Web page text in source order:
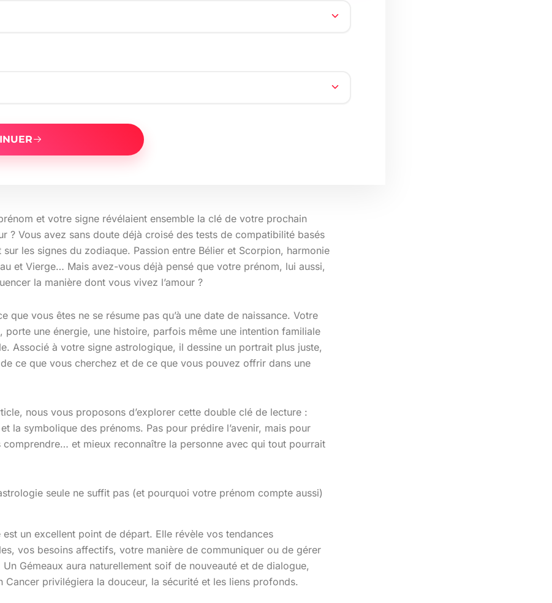
et votre signe révélaient ensemble la clé de votre prochain
? Vous avez sans doute déjà croisé des tests de compatibilité basés
sur les signes du zodiaque. Passion entre Bélier et Scorpion, harmonie
et Vierge… Mais avez-vous déjà pensé que votre prénom, lui aussi,
la manière dont vous vivez l’amour ?
que vous êtes ne se résume pas qu’à une date de naissance. Votre
porte une énergie, une histoire, parfois même une intention familiale
Associé à votre signe astrologique, il dessine un portrait plus juste,
ce que vous cherchez et de ce que vous pouvez offrir dans une
nous vous proposons d’explorer cette double clé de lecture :
et la symbolique des prénoms. Pas pour prédire l’avenir, mais pour
comprendre… et mieux reconnaître la personne avec qui tout pourrait
seule ne suffit pas (et pourquoi votre prénom compte aussi)
est un excellent point de départ. Elle révèle vos tendances
vos besoins affectifs, votre manière de communiquer ou de gérer
Gémeaux aura naturellement soif de nouveauté et de dialogue,
Cancer privilégiera la douceur, la sécurité et les liens profonds.